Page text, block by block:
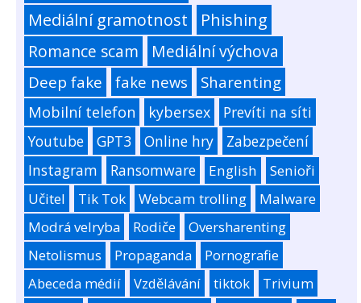
Mediální gramotnost
Phishing
Romance scam
Mediální výchova
Deep fake fake news Sharenting
Mobilní telefon kybersex
Prevíti na síti
Youtube
GPT3 Online hry
Zabezpečení
Instagram
Ransomware English
Senioři
Učitel
Tik Tok Webcam trolling
Malware
Modrá velryba
Rodiče
Oversharenting
Netolismus
Propaganda
Pornografie
Abeceda médií
Vzdělávání tiktok
Trivium